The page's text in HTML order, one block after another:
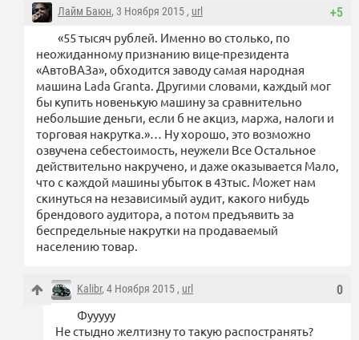
+5
Лайм Баюн, 3 Ноября 2015 , url
«55 тысяч рублей. Именно во столько, по
неожиданному признанию вице-президента
«АвтоВАЗа», обходится заводу самая народная
машина Lada Granta. Другими словами, каждый мог
бы купить новенькую машину за сравнительно
небольшие деньги, если б не акциз, маржа, налоги и
торговая накрутка.»… Ну хорошо, это возможно
озвучена себестоимость, неужели Все Остальное
действительно накручено, и даже оказывается Мало,
что с каждой машины убыток в 43тыс. Может нам
скинуться на независимый аудит, какого нибудь
брендового аудитора, а потом предъявить за
беспредельные накрутки на продаваемый
населению товар.
0
Kalibr, 4 Ноября 2015 , url
Фууууу
Не стыдно желтизну то такую распостранять?